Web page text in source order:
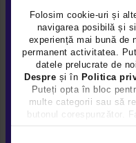
Folosim cookie-uri și
navigarea posibilă și
experiență mai bună de
permanent activitatea.
datele prelucrate de
Despre și în Politica
Puteți opta în bloc
multe categorii sau să
butonul corespunzător.